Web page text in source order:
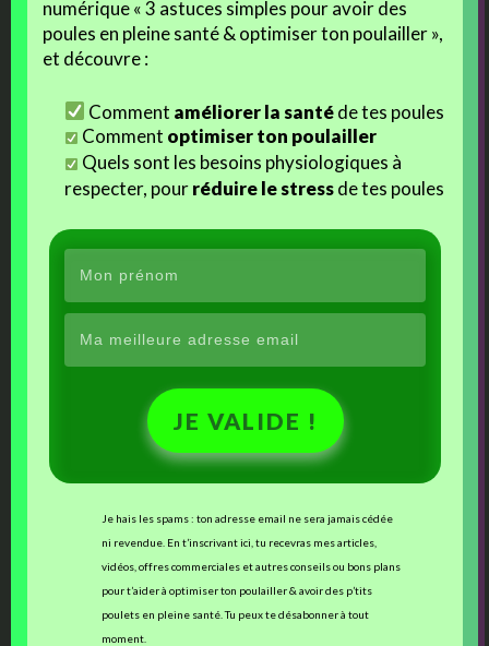
J’aime ça :
Ces articles devraient vous intéresser :
Une virée dans le Loiret
Pâtée d’automne pour poules
Les jeux de P’Ang : concours festif !!
!! Vente flash incroyable !!
Portrait de Poulet : Diabolo, orpington nain (encore un !!)
numérique « 3 astuces simples pour avoir des
poules en pleine santé & optimiser ton poulailler »,
et découvre :
Comment améliorer la santéde tes poules
Comment optimiser ton poulailler
Quels sont les besoins physiologiques à
respecter, pourréduire le stressde tes poules
JE VALIDE !
Je hais les spams : ton adresse email ne sera jamais cédée
ni revendue. En t’inscrivant ici, tu recevras mes articles,
vidéos, offres commerciales et autres conseils ou bons plans
pour t’aider à optimiser ton poulailler & avoir des p’tits
poulets en pleine santé. Tu peux te désabonner à tout
moment.